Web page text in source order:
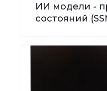
ИИ модели -
состояний